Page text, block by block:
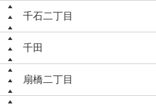
千石二丁目
千田
扇橋二丁目